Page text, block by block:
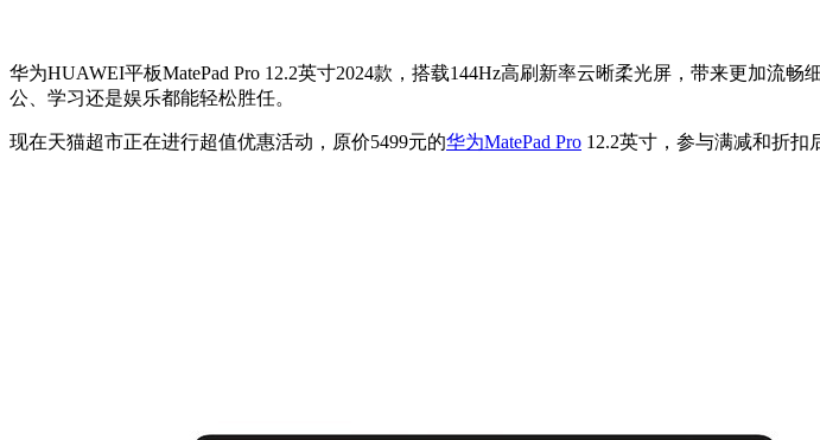
华为HUAWEI平板MatePad Pro 12.2英寸2024款，搭载144Hz高刷新率云晰柔光屏，带来更加
公、学习还是娱乐都能轻松胜任。
现在天猫超市正在进行超值优惠活动，原价5499元的华为MatePad Pro 12.2英寸，参与满减和折扣